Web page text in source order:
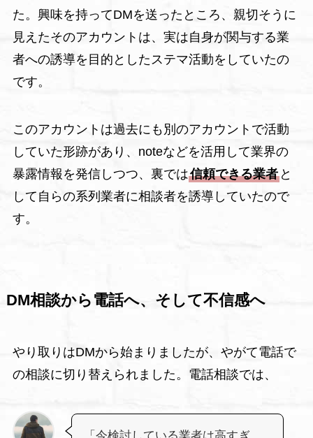
た。興味を持ってDMを送ったところ、親切そうに
見えたそのアカウントは、実は自身が関与する業
者への誘導を目的としたステマ活動をしていたの
です。
このアカウントは過去にも別のアカウントで活動
していた形跡があり、noteなどを活用して業界の
暴露情報を発信しつつ、裏では信頼できる業者と
して自らの系列業者に相談者を誘導していたので
す。
DM相談から電話へ、そして不信感へ
やり取りはDMから始まりましたが、やがて電話で
の相談に切り替えられました。電話相談では、
「今検討している業者は高すぎ